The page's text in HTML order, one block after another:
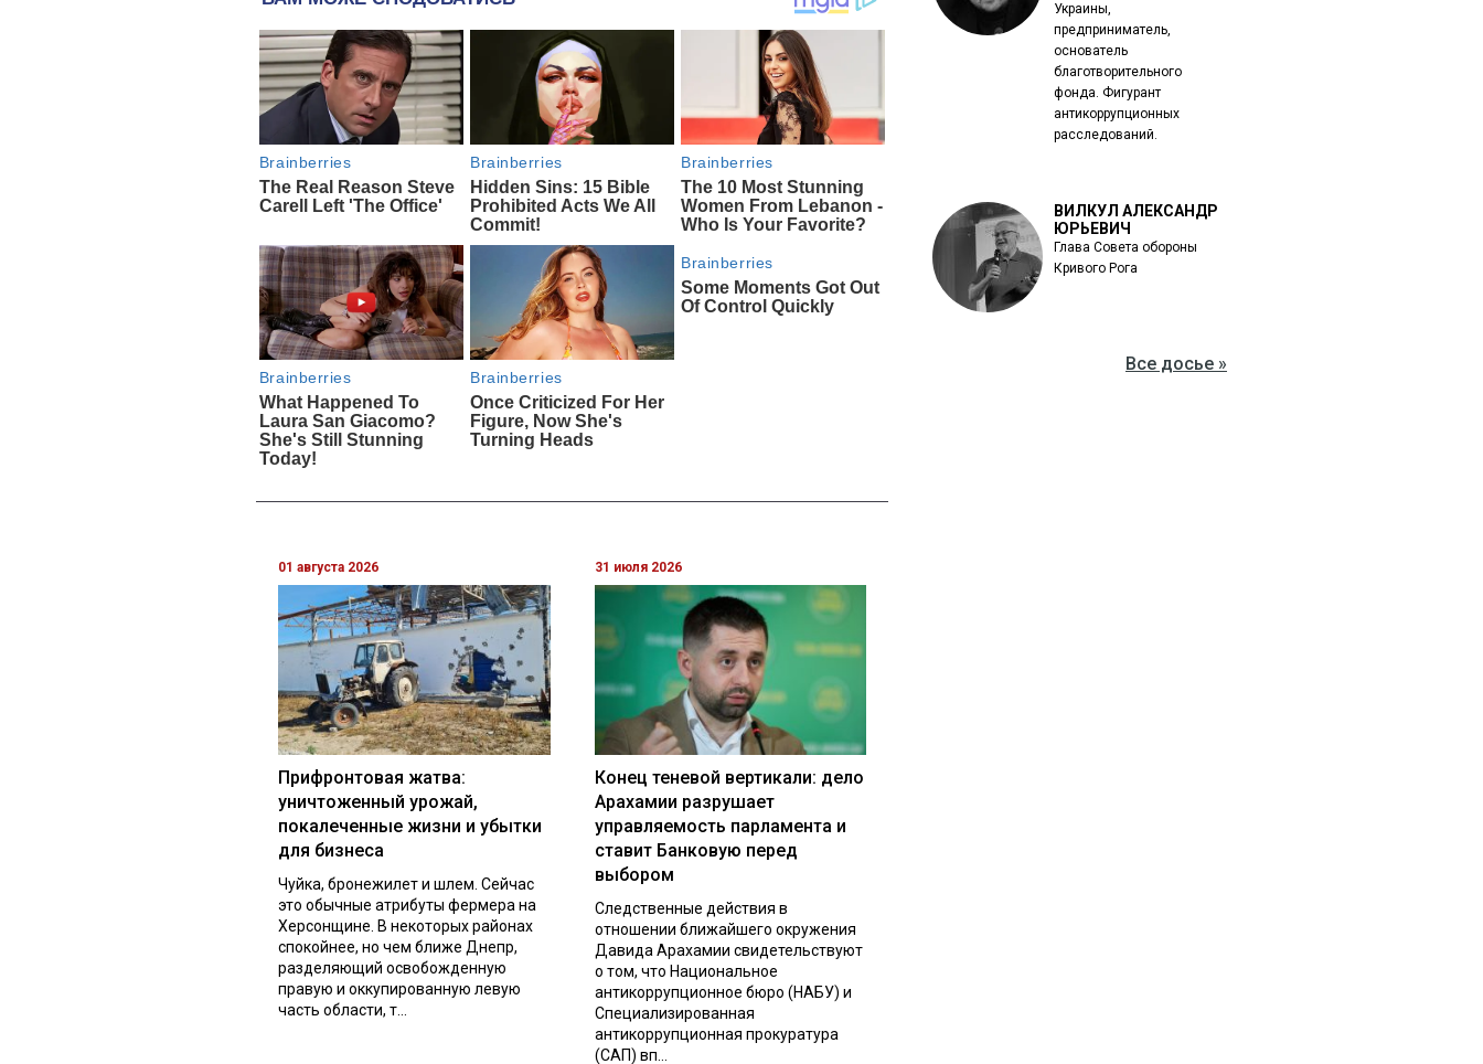
01 августа 2026
Прифронтовая жатва:
уничтоженный урожай,
покалеченные жизни и убытки
для бизнеса
Чуйка, бронежилет и шлем. Сейчас
это обычные атрибуты фермера на
Херсонщине. В некоторых районах
спокойнее, но чем ближе Днепр,
разделяющий освобожденную
правую и оккупированную левую
часть области, т...
31 июля 2026
Конец теневой вертикали: дело
Арахамии разрушает
управляемость парламента и
ставит Банковую перед
выбором
Следственные действия в
отношении ближайшего окружения
Давида Арахамии свидетельствуют
о том, что Национальное
антикоррупционное бюро (НАБУ) и
Специализированная
антикоррупционная прокуратура
(САП) вп...
Украины,
предприниматель,
основатель
благотворительного
фонда. Фигурант
антикоррупционных
расследований.
ВИЛКУЛ АЛЕКСАНДР
ЮРЬЕВИЧ
Глава Совета обороны
Кривого Рога
Все досье »